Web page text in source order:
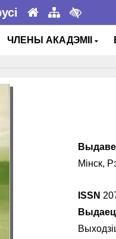
ЧЛЕНЫ АКАДЭМІІ
Мінск,
ISSN